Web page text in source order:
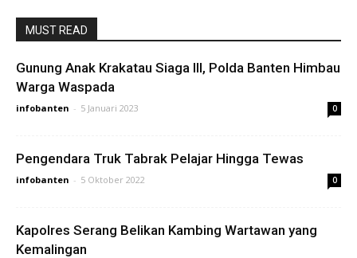
MUST READ
Gunung Anak Krakatau Siaga III, Polda Banten Himbau
Warga Waspada
infobanten - 5 Januari 2023 0
Pengendara Truk Tabrak Pelajar Hingga Tewas
infobanten - 5 Oktober 2022 0
Kapolres Serang Belikan Kambing Wartawan yang
Kemalingan